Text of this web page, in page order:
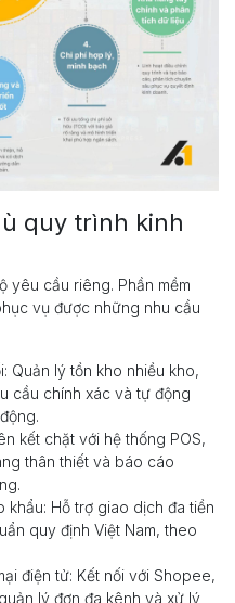
quy trình kinh
yêu cầu riêng. Phần mềm
vụ được những nhu cầu
Quản lý tồn kho nhiều kho,
cầu chính xác và tự động
kết chặt với hệ thống POS,
thân thiết và báo cáo
khẩu: Hỗ trợ giao dịch đa tiền
quy định Việt Nam, theo
điện tử: Kết nối với Shopee,
lý đơn đa kênh và xử lý